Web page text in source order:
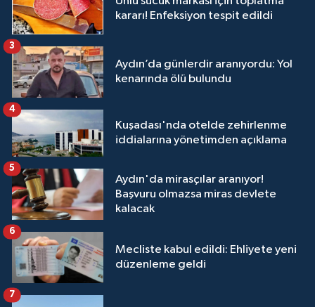
kararı! Enfeksiyon tespit edildi
Aydın’da günlerdir aranıyordu: Yol
kenarında ölü bulundu
3
Kuşadası'nda otelde zehirlenme
iddialarına yönetimden açıklama
4
Aydın'da mirasçılar aranıyor!
Başvuru olmazsa miras devlete
kalacak
5
Mecliste kabul edildi: Ehliyete yeni
düzenleme geldi
6
7